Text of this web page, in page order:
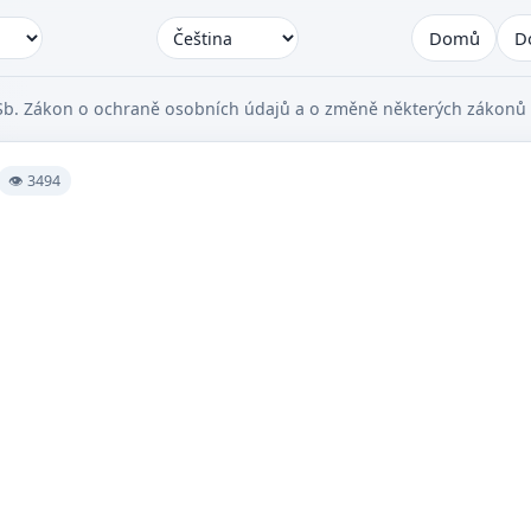
Domů
Zákon o ochraně osobních údajů a o změně některých zákonů
👁 3494